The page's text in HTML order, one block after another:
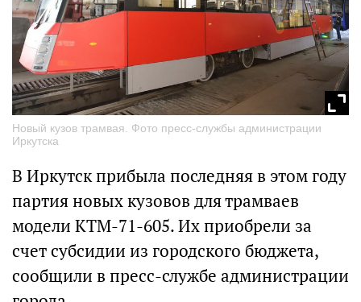
Новый кузов трамвая. Фото пресс-службы администрации
Иркутска
В Иркутск прибыла последняя в этом году
партия новых кузовов для трамваев
модели КТМ-71-605. Их приобрели за
счет субсидии из городского бюджета,
сообщили в пресс-службе администрации